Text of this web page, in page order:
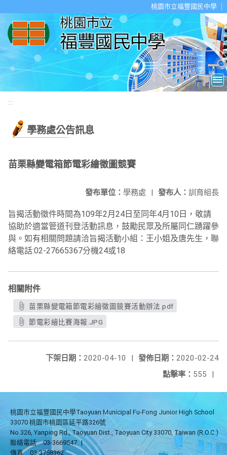
桃園市立福豐國民中學
:::
學務處公告訊息
苗栗縣變電箱節電彩繪徵圖競賽
發布人： 訓育組長
發布單位： 學務處 |
旨揭活動徵件時間為109年2月24日至同年4月10日，敬請
協助於適當管道刊登活動訊息，鼓勵民眾及所屬同仁踴躍參
與。如有相關問題請洽旨揭活動小組：王小姐及唐先生，聯
絡電話:02-27665367分機24或18
相關附件
苗栗縣變電箱節電彩繪徵圖競賽活動辦法.pdf
節電彩繪比賽海報.JPG
發佈日期： 2020-02-24
下架日期： 2020-04-10
|
點擊率： 555 |
桃園市立福豐國民中學Taoyuan Municipal Fu-Fong Junior High School
33070 桃園市桃園區延平路326號
No.326, Yanping Rd., Taoyuan Dist., Taoyuan City 33070, Taiwan (R.O.C.)
聯絡電話
03-3669547 |
傳真
03-3758362